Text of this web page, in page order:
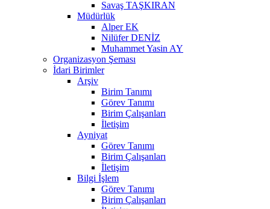
Savaş TAŞKIRAN
Müdürlük
Alper EK
Nilüfer DENİZ
Muhammet Yasin AY
Organizasyon Şeması
İdari Birimler
Arşiv
Birim Tanımı
Görev Tanımı
Birim Çalışanları
İletişim
Ayniyat
Görev Tanımı
Birim Çalışanları
İletişim
Bilgi İşlem
Görev Tanımı
Birim Çalışanları